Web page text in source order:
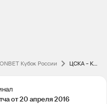
Кубок России ЦСКА - Краснодар: обзор матча от 20 апреля 2016
от 20 апреля 2016